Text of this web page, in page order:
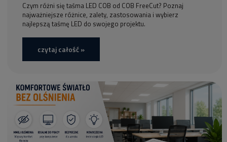
Czym różni się taśma LED COB od COB FreeCut? Poznaj
najważniejsze różnice, zalety, zastosowania i wybierz
najlepszą taśmę LED do swojego projektu.
czytaj całość »